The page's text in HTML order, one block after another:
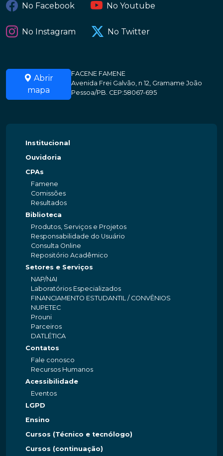
No Facebook No Youtube
No Instagram No Twitter
Abrir
mapa
FACENE FAMENE
Avenida Frei Galvão, n 12, Gramame João
Pessoa/PB. CEP:58067-695
Institucional
Ouvidoria
CPAs
Famene
Comissões
Resultados
Biblioteca
Produtos, Serviços e Projetos
Responsabilidade do Usuário
Consulta Online
Repositório Acadêmico
Setores e Serviços
NAP/NAI
Laboratórios Especializados
FINANCIAMENTO ESTUDANTIL / CONVÊNIOS
NUPETEC
Prouni
Parceiros
DATLÉTICA
Contatos
Fale conosco
Recursos Humanos
Acessibilidade
Eventos
LGPD
Ensino
Cursos (Técnico e tecnólogo)
Cursos (continuação)